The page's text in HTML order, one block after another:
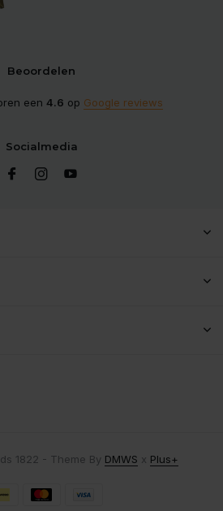
Beoordelen
een 4.6 op Google reviews
Socialmedia
1822 - Theme By DMWS x Plus+